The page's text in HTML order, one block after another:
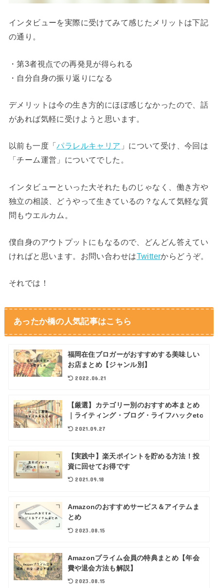
インタビューを実際に受けてみて感じたメリットは下記
の通り。
・第3者視点での再発見が得られる
・自分自身の振り返りになる
デメリットは今の生き方的にほぼ感じなかったので、話
があれば気軽に受けようと思います。
以前も一度「パラレルキャリア 」について受け、今回は
「チーム運営」についてでした。
インタビューといった大それたものじゃなく、働き方や
独立の相談、どうやって生きているの？なんて気軽な質
問もウエルカム。
僕自身のアウトプットにもなるので、どんどん答えてい
ければと思います。お問い合わせはTwitterからどうぞ。
それでは！
あったか橋の人気記事はこちら
福岡在住ブロガーがおすすめする美味しい
お店まとめ【ジャンル別】
2022.06.21
【厳選】カテゴリー別のおすすめ本まとめ
｜ライティング・ブログ・ライフハックetc
2021.09.27
【実践中】楽天ポイントを貯める方法！投
資に回せてお得です
2021.09.18
Amazonのおすすめサービス＆アイテムま
とめ
2023.08.15
Amazonプライム会員の特典まとめ【年会
費や退会方法も解説】
2023.08.15